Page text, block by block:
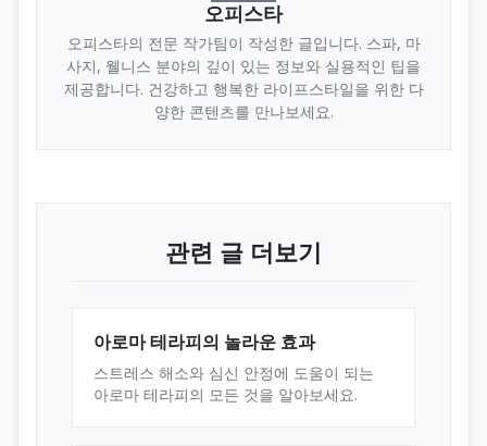
오피스타
오피스타의 전문 작가팀이 작성한 글입니다. 스파, 마
사지, 웰니스 분야의 깊이 있는 정보와 실용적인 팁을
제공합니다. 건강하고 행복한 라이프스타일을 위한 다
양한 콘텐츠를 만나보세요.
관련 글 더보기
아로마 테라피의 놀라운 효과
스트레스 해소와 심신 안정에 도움이 되는
아로마 테라피의 모든 것을 알아보세요.